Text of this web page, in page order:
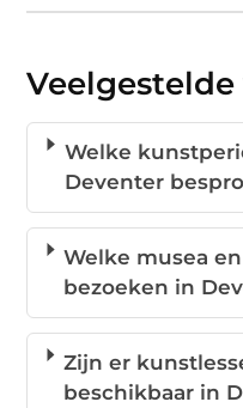
Veelgestelde
Welke
Deventer
Welke musea
bezoeken in
Zijn er
beschikbaar in